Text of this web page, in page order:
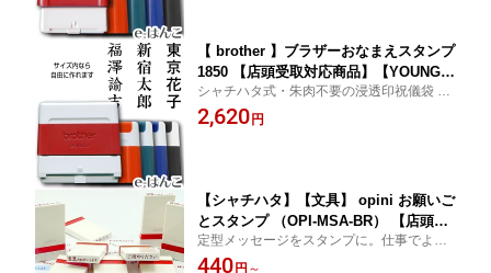
【 brother 】ブラザーおなまえスタンプ
1850 【店頭受取対応商品】【YOUNG z
one】【HLS_DU】 御歳暮 御見舞 粗品
寸志 御礼 寿 御年始 御入学祝
シャチハタ式・朱肉不要の浸透印祝儀袋 等
への 筆書き も 捺すだけで一発OK！ 祝詞 で
も 氏名 でも作れます。
2,620円
【シャチハタ】【文具】 opini お願いご
とスタンプ （OPI-MSA-BR） 【店頭受
取対応商品】【YOUNG zone】【HLS_
DU】
定型メッセージをスタンプに。仕事でよく
使われるひと言メッセージを押すだけ。手
440円 ～